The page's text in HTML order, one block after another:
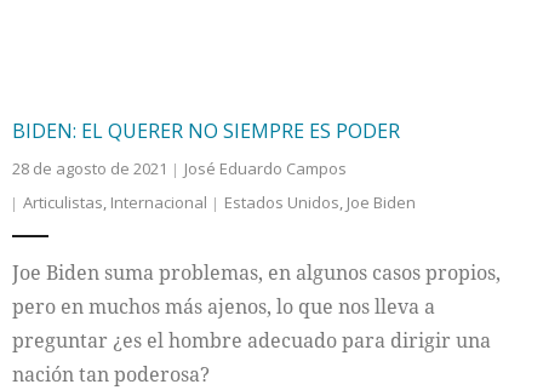
BIDEN: EL QUERER NO SIEMPRE ES PODER
28 de agosto de 2021
José Eduardo Campos
Articulistas, Internacional Estados Unidos, Joe Biden
Joe Biden suma problemas, en algunos casos propios,
pero en muchos más ajenos, lo que nos lleva a
preguntar ¿es el hombre adecuado para dirigir una
nación tan poderosa?